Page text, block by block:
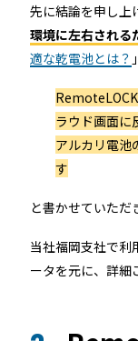
先に結論を申し上
環境に左右される
適な乾電池とは？
ラウド画面に
アルカリ電池
す
と書かせていただ
当社福岡支社で利
ータを元に、詳細
活用事例
宿泊施設で
無人・省人運
ホテルや宿泊
Apple ウォレ